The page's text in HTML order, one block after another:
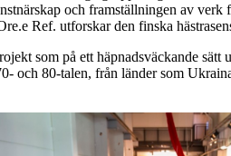
och framställningen av verk
Ref. utforskar den finska
som på ett häpnadsväckande
och 80-talen, från länder som